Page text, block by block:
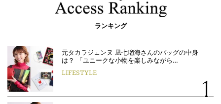
ランキング
元タカラジェンヌ 凪七瑠海さんのバッグの中身
は？ 「ユニークな小物を楽しみながら…
LIFESTYLE